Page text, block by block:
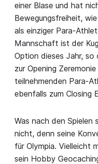
einer Blase und hat
Bewegungsfreiheit,
als einziger Para-
Mannschaft ist der
Option dieses Jahr, so
zur Opening
teilnehmenden Para-
ebenfalls zum Closing
Was nach den Spielen
nicht, denn seine
für Olympia. Vielleicht
sein Hobby